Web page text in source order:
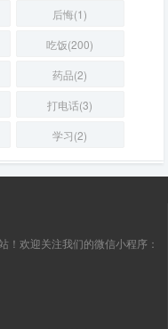
后悔(1)
吃饭(200)
药品(2)
打电话(3)
学习(2)
！欢迎关注我们的微信小程序：